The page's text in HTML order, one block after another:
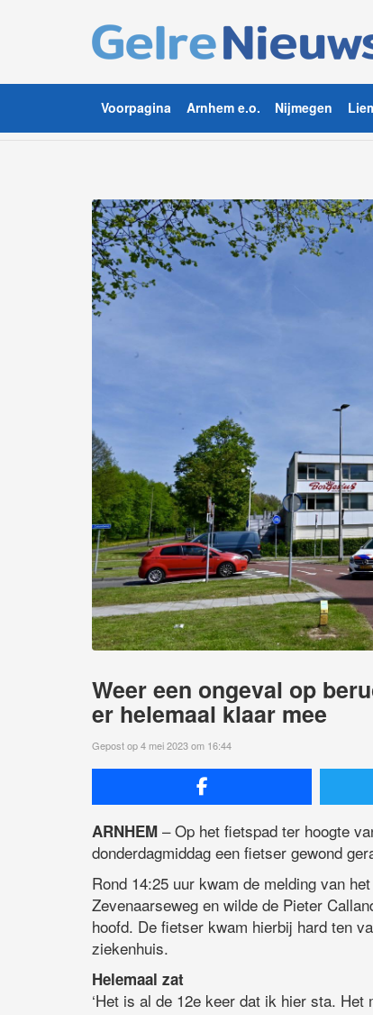
Voorpagina Arnhem e.o. Nijmegen
Weer een ongeval op
er helemaal klaar mee
Gepost op 4 mei 2023 om 16:44
ARNHEM – Op het fietspad ter hoogte
donderdagmiddag een fietser gewond
Rond 14:25 uur kwam de melding van
Zevenaarseweg en wilde de Pieter
hoofd. De fietser kwam hierbij hard ten
ziekenhuis.
Helemaal zat
‘Het is al de 12e keer dat ik hier sta.